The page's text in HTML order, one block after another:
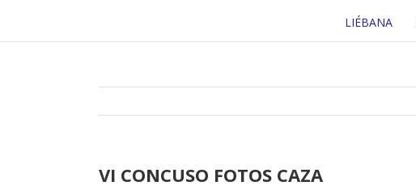
LIÉBANA
VI CONCUSO FOTOS CAZA